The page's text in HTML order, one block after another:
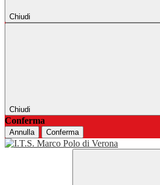
Chiudi
Chiudi
Conferma
Annulla Conferma